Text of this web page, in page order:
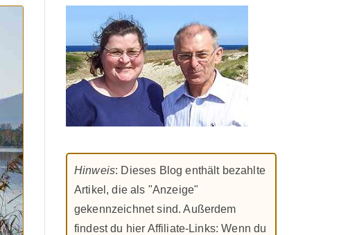
Hinweis: Dieses Blog enthält bezahlte
Artikel, die als "Anzeige"
gekennzeichnet sind. Außerdem
findest du hier Affiliate-Links: Wenn du